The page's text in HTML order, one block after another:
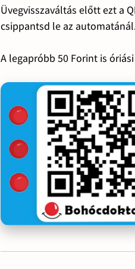
Üvegvisszaváltás előtt ezt a
csippantsd le az
A legapróbb 50 Forint is